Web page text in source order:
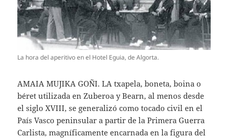
La hora del aperitivo en el Hotel Eguia, de Algorta.
AMAIA MUJIKA GOÑI. LA txapela, boneta, boina o
béret utilizada en Zuberoa y Bearn, al menos desde
el siglo XVIII, se generalizó como tocado civil en el
País Vasco peninsular a partir de la Primera Guerra
Carlista, magníficamente encarnada en la figura del